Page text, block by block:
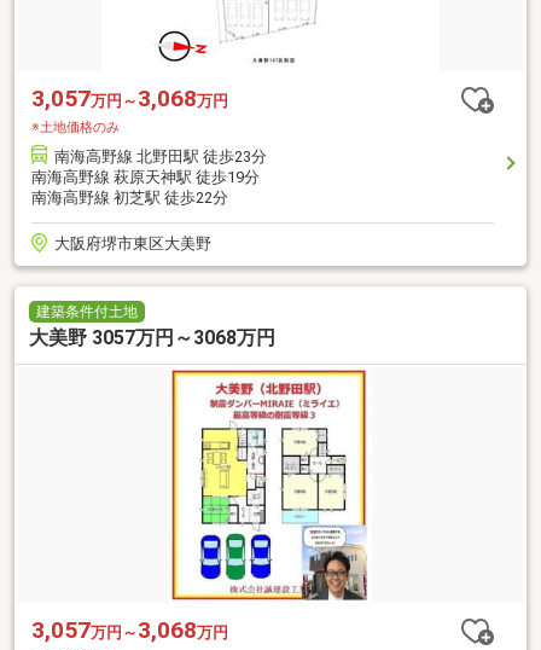
3,057万円～ 3,068万円
※土地価格のみ
南海高野線 北野田駅 徒歩23分
南海高野線 萩原天神駅 徒歩19分
南海高野線 初芝駅 徒歩22分
大阪府堺市東区大美野
建築条件付土地
大美野 3057万円～3068万円
3,057万円～ 3,068万円